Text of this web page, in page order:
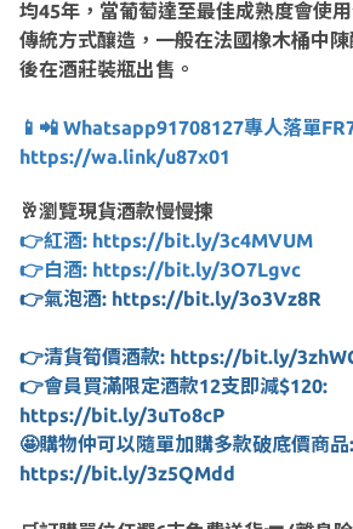
均45年，當葡萄達至最佳成熟度會使
傳統方式釀造，一般在法國橡木桶中
後在酒莊裝瓶出售。
📱📲 Whatsapp91708127專人落單
https://wa.link/u87x01
🥂瀏覽現貨酒款慢慢揀
👉紅酒: https://bit.ly/3c4MVUM
👉白酒: https://bit.ly/3O7Lgvc
👉氣泡酒: https://bit.ly/3o3Vz8R
👉清貨筍價酒款: https://bit.ly/
👉會員買滿限定酒款12支即減$120:
https://bit.ly/3uTo8cP
🤩購物仲可以隨單加購多款破底價商品:
https://bit.ly/3z5QMdd